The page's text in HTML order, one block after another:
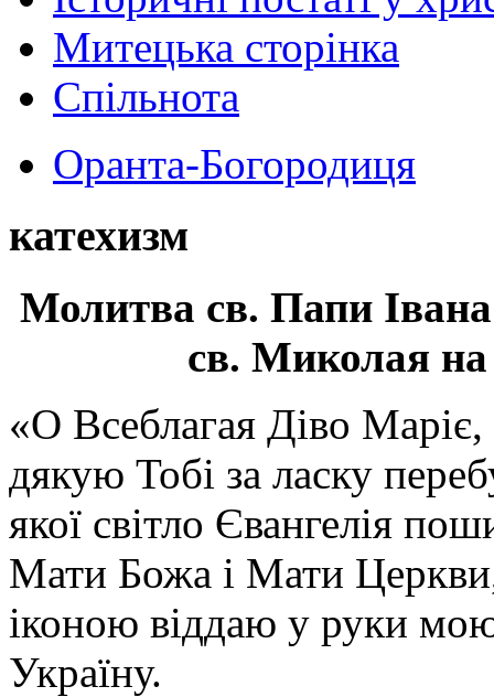
Митецька сторінка
Спільнота
Оранта-Богородиця
катехизм
Молитва св. Папи
св. Миколая на
«О Всеблагая Діво
дякую Тобі за ласку
якої світло Євангелія
Мати Божа і Мати
іконою віддаю у руки
Україну.